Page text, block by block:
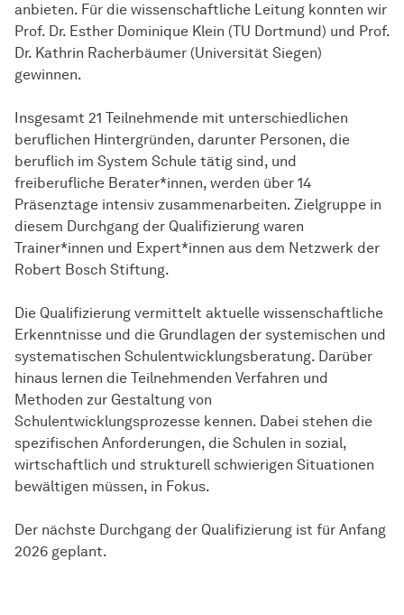
anbieten. Für die wissenschaftliche Leitung konnten wir
Prof. Dr. Esther Dominique Klein (TU Dortmund) und Prof.
Dr. Kathrin Racherbäumer (Universität Siegen)
gewinnen.
Insgesamt 21 Teilnehmende mit unterschiedlichen
beruflichen Hintergründen, darunter Personen, die
beruflich im System Schule tätig sind, und
freiberufliche Berater*innen, werden über 14
Präsenztage intensiv zusammenarbeiten. Zielgruppe in
diesem Durchgang der Qualifizierung waren
Trainer*innen und Expert*innen aus dem Netzwerk der
Robert Bosch Stiftung.
Die Qualifizierung vermittelt aktuelle wissenschaftliche
Erkenntnisse und die Grundlagen der systemischen und
systematischen Schulentwicklungsberatung. Darüber
hinaus lernen die Teilnehmenden Verfahren und
Methoden zur Gestaltung von
Schulentwicklungsprozesse kennen. Dabei stehen die
spezifischen Anforderungen, die Schulen in sozial,
wirtschaftlich und strukturell schwierigen Situationen
bewältigen müssen, in Fokus.
Der nächste Durchgang der Qualifizierung ist für Anfang
2026 geplant.